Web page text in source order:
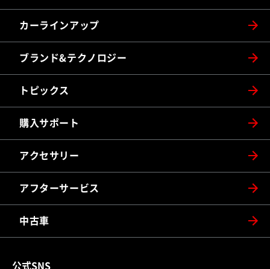
カーラインアップ
ブランド&テクノロジー
トピックス
購入サポート
アクセサリー
アフターサービス
中古車
公式SNS